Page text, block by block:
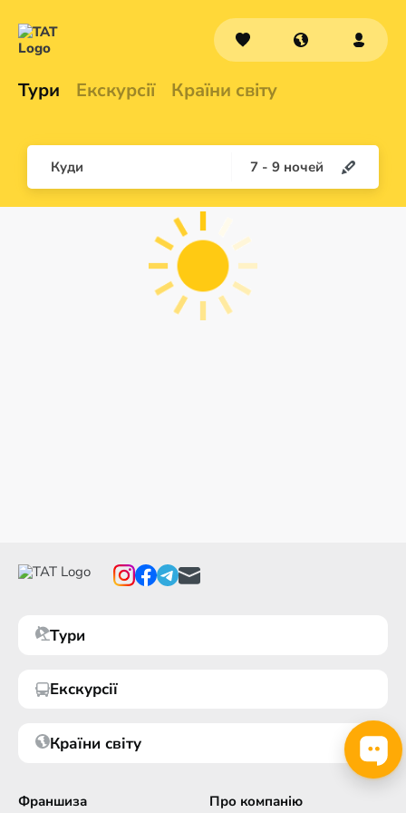
Тури Екскурсії Країни світу
Куди 7 - 9 ночей
Тури
Екскурсії
Країни світу
Франшиза
Про компанію